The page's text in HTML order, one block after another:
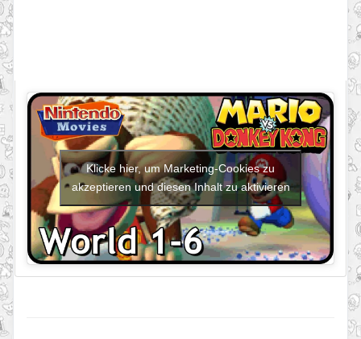
Klicke hier, um Marketing-Cookies zu
akzeptieren und diesen Inhalt zu aktivieren